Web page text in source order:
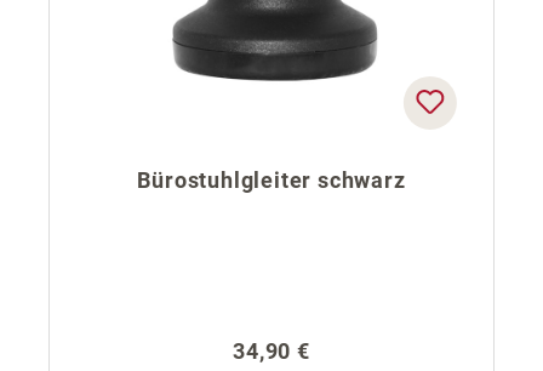
Bürostuhlgleiter schwarz
Regulärer Preis:
34,90 €